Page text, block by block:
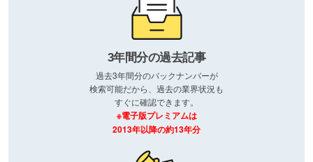
3年間分の過去記事
過去3年間分のバックナンバーが
検索可能だから、過去の業界状況も
すぐに確認できます。
※電子版プレミアムは
2013年以降の約13年分